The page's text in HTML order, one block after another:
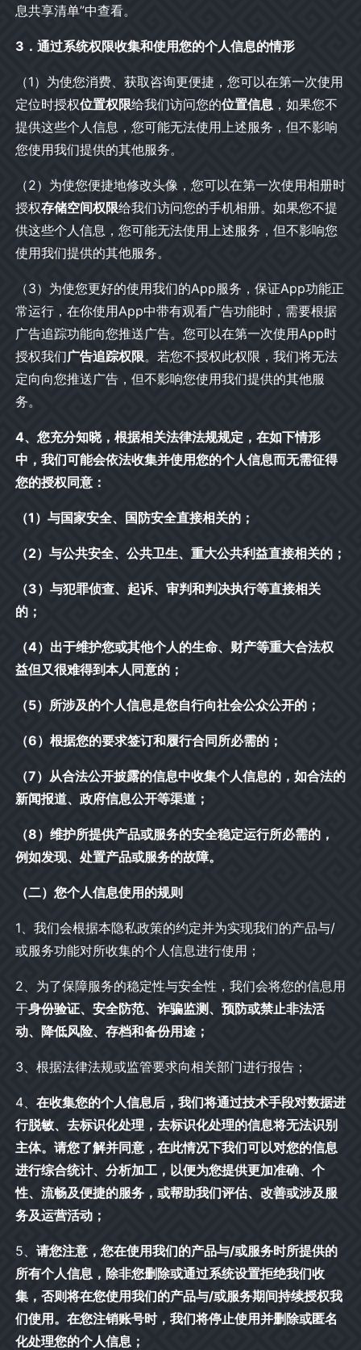
息共享清单”中查看。
3．通过系统权限收集和使用您的个人信息的情形
（1）为使您消费、获取咨询更便捷，您可以在第一次使用
定位时授权位置权限给我们访问您的位置信息 ，如果您不
提供这些个人信息，您可能无法使用上述服务，但不影响
您使用我们提供的其他服务。
（2）为使您便捷地修改头像，您可以在第一次使用相册时
授权存储空间权限给我们访问您的手机相册。如果您不提
供这些个人信息，您可能无法使用上述服务，但不影响您
使用我们提供的其他服务。
（3）为使您更好的使用我们的App服务，保证App功能正
常运行，在你使用App中带有观看广告功能时，需要根据
广告追踪功能向您推送广告。您可以在第一次使用App时
授权我们广告追踪权限。若您不授权此权限，我们将无法
定向向您推送广告，但不影响您使用我们提供的其他服
务。
4、您充分知晓，根据相关法律法规规定，在如下情形
中，我们可能会依法收集并使用您的个人信息而无需征得
您的授权同意：
（1）与国家安全、国防安全直接相关的；
（2）与公共安全、公共卫生、重大公共利益直接相关的；
（3）与犯罪侦查、起诉、审判和判决执行等直接相关
的；
（4）出于维护您或其他个人的生命、财产等重大合法权
益但又很难得到本人同意的；
（5）所涉及的个人信息是您自行向社会公众公开的；
（6）根据您的要求签订和履行合同所必需的；
（7）从合法公开披露的信息中收集个人信息的，如合法的
新闻报道、政府信息公开等渠道；
（8）维护所提供产品或服务的安全稳定运行所必需的，
例如发现、处置产品或服务的故障。
（二）您个人信息使用的规则
1、我们会根据本隐私政策的约定并为实现我们的产品与/
或服务功能对所收集的个人信息进行使用；
2、为了保障服务的稳定性与安全性，我们会将您的信息用
于身份验证、安全防范、诈骗监测、预防或禁止非法活
动、降低风险、存档和备份用途；
3、根据法律法规或监管要求向相关部门进行报告；
4、 在收集您的个人信息后，我们将通过技术手段对数据进
行脱敏、去标识化处理，去标识化处理的信息将无法识别
主体。请您了解并同意，在此情况下我们可以对您的信息
进行综合统计、分析加工，以便为您提供更加准确、个
性、流畅及便捷的服务，或帮助我们评估、改善或涉及服
务及运营活动；
5、 请您注意，您在使用我们的产品与/或服务时所提供的
所有个人信息，除非您删除或通过系统设置拒绝我们收
集，否则将在您使用我们的产品与/或服务期间持续授权我
们使用。在您注销账号时，我们将停止使用并删除或匿名
化处理您的个人信息；